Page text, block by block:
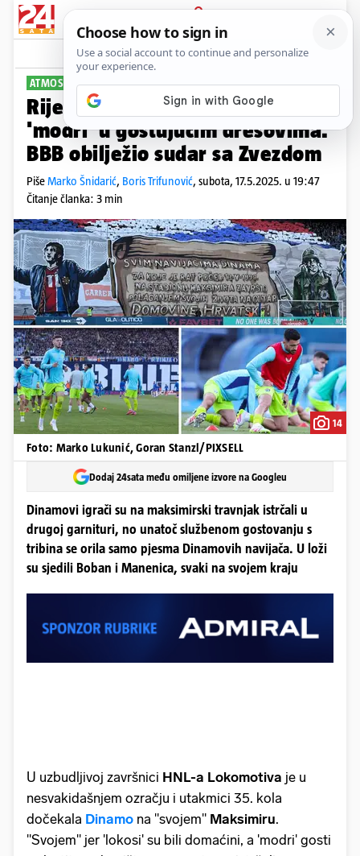
PRIJAVA
Sport Komentari
ATMOSFERA NA MAKSIMIRU
Rijedak prizor na Maksimiru,
'modri' u gostujućim dresovima.
BBB obilježio sudar sa Zvezdom
PišeMarko Šnidarić, Boris Trifunović, subota, 17.5.2025. u 19:47
Čitanje članka: 3 min
14
Foto: Marko Lukunić, Goran Stanzl/PIXSELL
Dodaj 24sata među omiljene izvore na Googleu
Dinamovi igrači su na maksimirski travnjak istrčali u
drugoj garnituri, no unatoč službenom gostovanju s
tribina se orila samo pjesma Dinamovih navijača. U loži
su sjedili Boban i Manenica, svaki na svojem kraju
U uzbudljivoj završnici HNL-a Lokomotiva je u
nesvakidašnjem ozračju i utakmici 35. kola
dočekala Dinamo na "svojem" Maksimiru.
"Svojem" jer 'lokosi' su bili domaćini, a 'modri' gosti